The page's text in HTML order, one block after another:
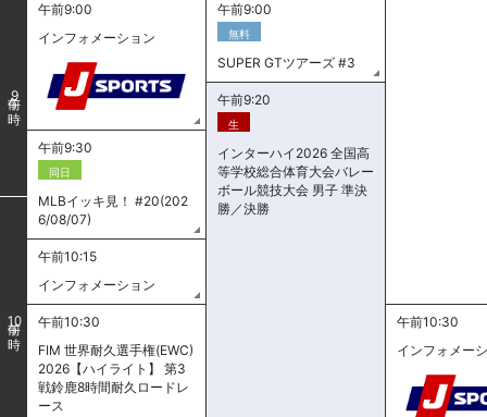
9
午前9:00
インフォメーション
午前9:00
無料
SUPER GTツアーズ #3
午前9:20
生
インターハイ2026 全国高
等学校総合体育大会バレー
ボール競技大会 男子 準決
勝／決勝
午前9:30
同日
MLBイッキ見！ #20(202
6/08/07)
10
午前10:15
インフォメーション
午前10:30
FIM 世界耐久選手権(EWC)
2026【ハイライト】 第3
戦鈴鹿8時間耐久ロードレ
ース
午前10:30
インフォメー